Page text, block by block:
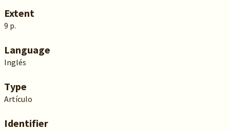
Extent
9 p.
Language
Inglés
Type
Artículo
Identifier